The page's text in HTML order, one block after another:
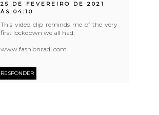
25 DE FEVEREIRO DE 2021
ÀS 04:10
This video clip reminds me of the very
first lockdown we all had.
www.fashionradi.com
RESPONDER